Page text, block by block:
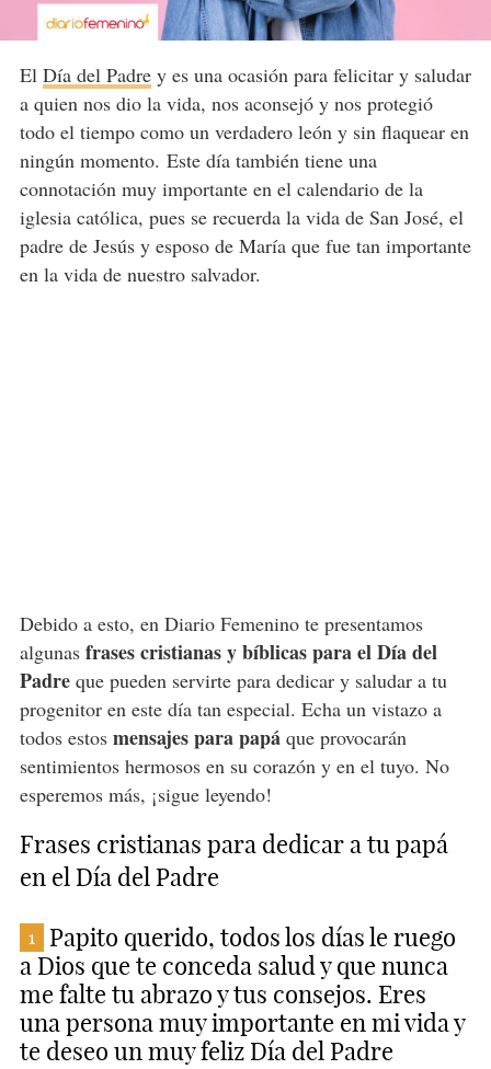
El Día del Padrey es una ocasión para felicitar y saludar
a quien nos dio la vida, nos aconsejó y nos protegió
todo el tiempo como un verdadero león y sin flaquear en
ningún momento. Este día también tiene una
connotación muy importante en el calendario de la
iglesia católica, pues se recuerda la vida de San José, el
padre de Jesús y esposo de María que fue tan importante
en la vida de nuestro salvador.
Debido a esto, en Diario Femenino te presentamos
algunasfrases cristianas y bíblicas para el Día del
Padreque pueden servirte para dedicar y saludar a tu
progenitor en este día tan especial. Echa un vistazo a
todos estos mensajes para papáque provocarán
sentimientos hermosos en su corazón y en el tuyo. No
esperemos más, ¡sigue leyendo!
Frases cristianas para dedicar a tu papá
en el Día del Padre
1
Papito querido, todos los días le ruego
a Dios que te conceda salud y que nunca
me falte tu abrazo y tus consejos. Eres
una persona muy importante en mi vida y
te deseo un muy feliz Día del Padre